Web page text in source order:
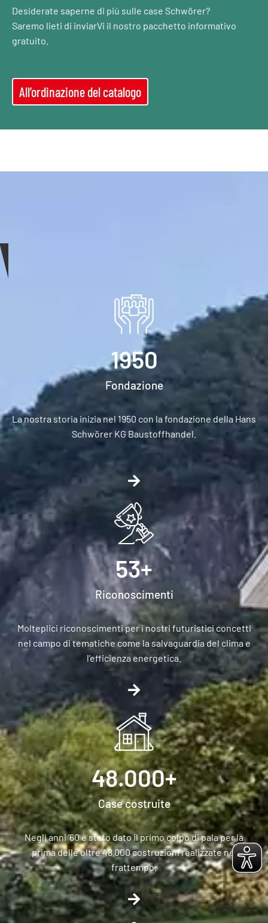
Desiderate saperne di più sulle case Schwörer?
Saremo lieti di inviarVi il nostro pacchetto informativo
gratuito.
All’ordinazione del catalogo
Fondazione
1950
La nostra storia inizia nel 1950 con la fondazione della Hans
Schwörer KG Baustoffhandel.
Riconoscimenti
53+
Molteplici riconoscimenti per i nostri futuristici concetti
nel campo di tematiche come la salvaguardia del clima e
l’efficienza energetica.
Case costruite
48.000+
Negli anni ’60 è stato dato il primo colpo di pala per la
prima delle oltre 48.000 costruzioni realizzate nel
frattempo.